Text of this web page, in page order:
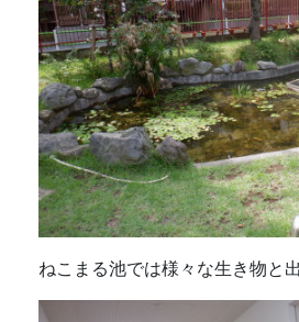
ねこまる池では様々な生き物と